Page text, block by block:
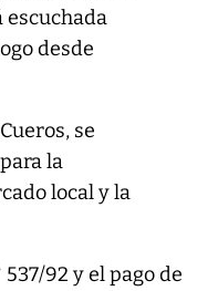
escuchada
desde
se
la
local y la
92 y el pago de